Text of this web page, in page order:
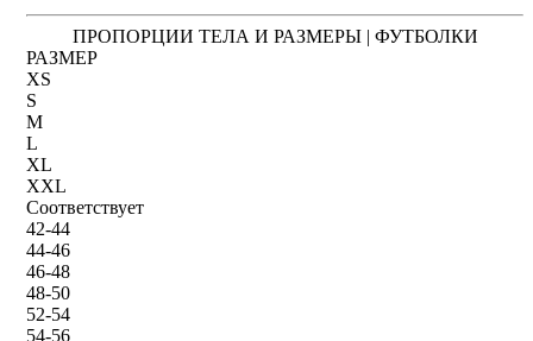
ПРОПОРЦИИ ТЕЛА И РАЗМЕРЫ | ФУТБОЛКИ
РАЗМЕР
XS
S
M
L
XL
XXL
Соответствует
42-44
44-46
46-48
48-50
52-54
54-56